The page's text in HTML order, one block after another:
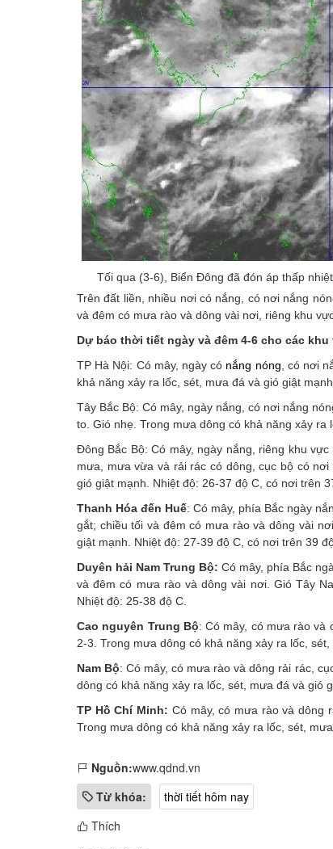
Tối qua (3-6), Biển Đông đã đón áp thấp
Trên đất liền, nhiều nơi có nắng, có nơi nắng
và đêm có mưa rào và dông vài nơi, riêng khu
Dự báo thời tiết ngày và đêm 4-6 cho các khu
TP Hà Nội: Có mây, ngày có nắng nóng, có nơi
khả năng xảy ra lốc, sét, mưa đá và gió giật
Tây Bắc Bộ: Có mây, ngày nắng, có nơi nắng
to. Gió nhẹ. Trong mưa dông có khả năng xảy
Đông Bắc Bộ: Có mây, ngày nắng, riêng khu
mưa, mưa vừa và rải rác có dông, cục bộ có
gió giật mạnh. Nhiệt độ: 26-37 độ C, có nơi trên
Thanh Hóa đến Huế: Có mây, phía Bắc ngày
gắt; chiều tối và đêm có mưa rào và dông vài
giật mạnh. Nhiệt độ: 27-39 độ C, có nơi trên 39
Duyên hải Nam Trung Bộ:Có mây, phía Bắc
và đêm có mưa rào và dông vài nơi. Gió Tây
Nhiệt độ: 25-38 độ C.
Cao nguyên Trung Bộ: Có mây, có mưa rào và
2-3. Trong mưa dông có khả năng xảy ra lốc,
Nam Bộ: Có mây, có mưa rào và dông rải rác,
dông có khả năng xảy ra lốc, sét, mưa đá và gió
TP Hồ Chí Minh: Có mây, có mưa rào và dông
Trong mưa dông có khả năng xảy ra lốc, sét,
Nguồn:www.qdnd.vn
Từ khóa:
thời tiết hôm nay
Thích